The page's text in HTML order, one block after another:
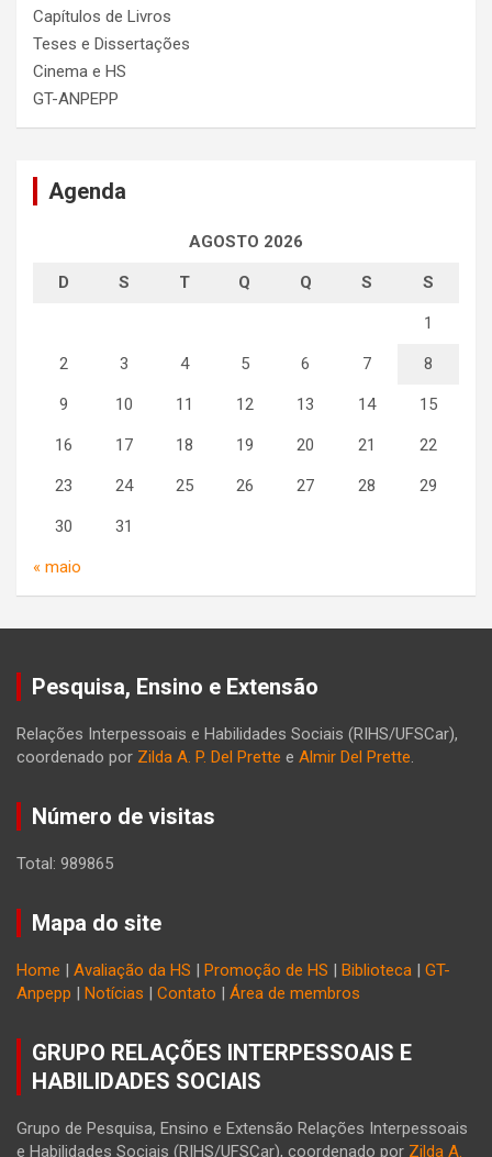
Capítulos de Livros
Teses e Dissertações
Cinema e HS
GT-ANPEPP
Agenda
AGOSTO 2026
D S T Q Q S S
1
2 3 4 5 6 7 8
9 10 11 12 13 14 15
16 17 18 19 20 21 22
23 24 25 26 27 28 29
30 31
« maio
Pesquisa, Ensino e Extensão
Relações Interpessoais e Habilidades Sociais (RIHS/UFSCar),
coordenado por Zilda A. P. Del Prette e Almir Del Prette.
Número de visitas
Total: 989865
Mapa do site
Home | Avaliação da HS | Promoção de HS | Biblioteca | GT-
Anpepp | Notícias | Contato | Área de membros
GRUPO RELAÇÕES INTERPESSOAIS E
HABILIDADES SOCIAIS
Grupo de Pesquisa, Ensino e Extensão Relações Interpessoais
e Habilidades Sociais (RIHS/UFSCar), coordenado por Zilda A.